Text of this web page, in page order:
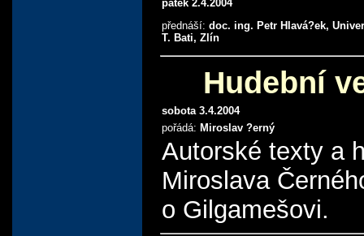
pátek 2.4.2004
přednáší: doc. ing. Petr Hlavá?ek,
T. Bati, Zlín
Hudební
sobota 3.4.2004
pořádá: Miroslav ?erný
Autorské texty a
Miroslava
o Gilgamešovi.